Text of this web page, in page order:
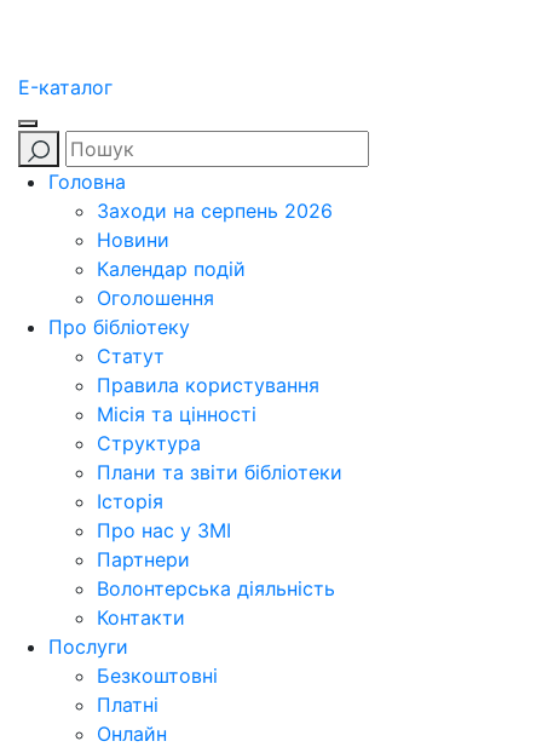
E-каталог
Головна
Заходи на серпень 2026
Новини
Календар подій
Оголошення
Про бібліотеку
Статут
Правила користування
Місія та цінності
Структура
Плани та звіти бібліотеки
Історія
Про нас у ЗМІ
Партнери
Волонтерська діяльність
Контакти
Послуги
Безкоштовні
Платні
Онлайн